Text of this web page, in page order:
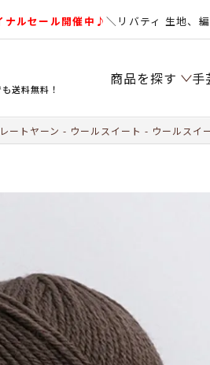
ナルセール開催中♪＼リバティ 生地、
送料無料！
商品を探す 手
ートヤーン ウールスイート ウールスイ